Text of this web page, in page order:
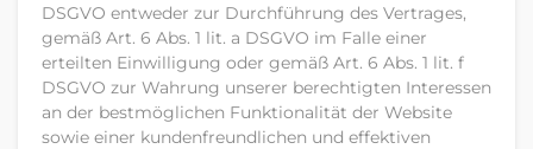
DSGVO entweder zur Durchführung des Vertrages,
gemäß Art. 6 Abs. 1 lit. a DSGVO im Falle einer
erteilten Einwilligung oder gemäß Art. 6 Abs. 1 lit. f
DSGVO zur Wahrung unserer berechtigten Interessen
an der bestmöglichen Funktionalität der Website
sowie einer kundenfreundlichen und effektiven